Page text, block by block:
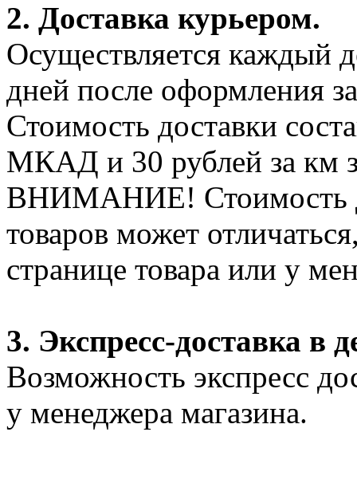
2. Доставка курьером.
Осуществляется каждый
дней после оформления
Стоимость доставки
МКАД и 30 рублей за км
ВНИМАНИЕ! Стоимость
товаров может
странице товара или у
3. Экспресс-доставка в
Возможность экспресс
у менеджера магазина.